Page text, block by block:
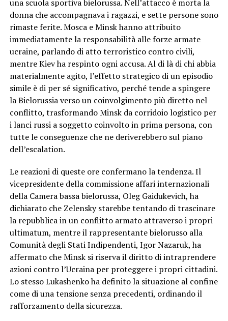
una scuola sportiva bielorussa. Nell’attacco è morta la
donna che accompagnava i ragazzi, e sette persone sono
rimaste ferite. Mosca e Minsk hanno attribuito
immediatamente la responsabilità alle forze armate
ucraine, parlando di atto terroristico contro civili,
mentre Kiev ha respinto ogni accusa. Al di là di chi abbia
materialmente agito, l’effetto strategico di un episodio
simile è di per sé significativo, perché tende a spingere
la Bielorussia verso un coinvolgimento più diretto nel
conflitto, trasformando Minsk da corridoio logistico per
i lanci russi a soggetto coinvolto in prima persona, con
tutte le conseguenze che ne deriverebbero sul piano
dell’escalation.
Le reazioni di queste ore confermano la tendenza. Il
vicepresidente della commissione affari internazionali
della Camera bassa bielorussa, Oleg Gaidukevich, ha
dichiarato che Zelensky starebbe tentando di trascinare
la repubblica in un conflitto armato attraverso i propri
ultimatum, mentre il rappresentante bielorusso alla
Comunità degli Stati Indipendenti, Igor Nazaruk, ha
affermato che Minsk si riserva il diritto di intraprendere
azioni contro l’Ucraina per proteggere i propri cittadini.
Lo stesso Lukashenko ha definito la situazione al confine
come di una tensione senza precedenti, ordinando il
rafforzamento della sicurezza.